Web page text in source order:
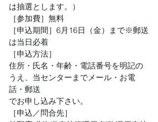
は抽選とします。）
［参加費］無料
［申込期間］6月16日（金）まで※郵送
は当日必着
［申込方法］
住所・氏名・年齢・電話番号を明記の
うえ、当センターまでメール・お電
話・郵送
でお申し込み下さい。
［申込／問合先］